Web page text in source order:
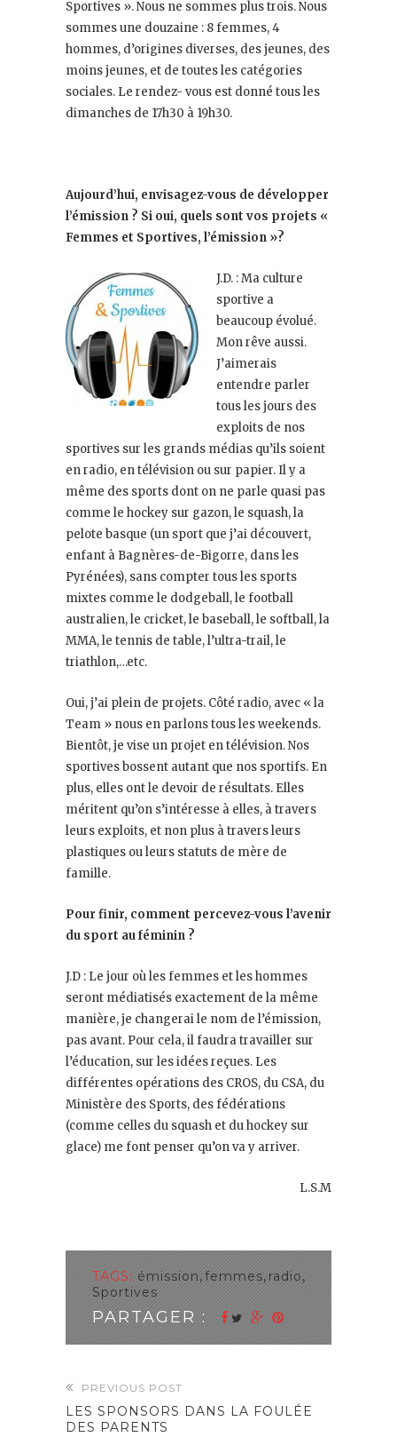
Sportives ». Nous ne sommes plus trois. Nous
sommes une douzaine : 8 femmes, 4
hommes, d’origines diverses, des jeunes, des
moins jeunes, et de toutes les catégories
sociales. Le rendez- vous est donné tous les
dimanches de 17h30 à 19h30.
Aujourd’hui, envisagez-vous de développer
l’émission ? Si oui, quels sont vos projets «
Femmes et Sportives, l’émission »?
J.D. : Ma culture
sportive a
beaucoup évolué.
Mon rêve aussi.
J’aimerais
entendre parler
tous les jours des
exploits de nos
sportives sur les grands médias qu’ils soient
en radio, en télévision ou sur papier. Il y a
même des sports dont on ne parle quasi pas
comme le hockey sur gazon, le squash, la
pelote basque (un sport que j’ai découvert,
enfant à Bagnères-de-Bigorre, dans les
Pyrénées), sans compter tous les sports
mixtes comme le dodgeball, le football
australien, le cricket, le baseball, le softball, la
MMA, le tennis de table, l’ultra-trail, le
triathlon,…etc.
Oui, j’ai plein de projets. Côté radio, avec « la
Team » nous en parlons tous les weekends.
Bientôt, je vise un projet en télévision. Nos
sportives bossent autant que nos sportifs. En
plus, elles ont le devoir de résultats. Elles
méritent qu’on s’intéresse à elles, à travers
leurs exploits, et non plus à travers leurs
plastiques ou leurs statuts de mère de
famille.
Pour finir, comment percevez-vous l’avenir
du sport au féminin ?
J.D : Le jour où les femmes et les hommes
seront médiatisés exactement de la même
manière, je changerai le nom de l’émission,
pas avant. Pour cela, il faudra travailler sur
l’éducation, sur les idées reçues. Les
différentes opérations des CROS, du CSA, du
Ministère des Sports, des fédérations
(comme celles du squash et du hockey sur
glace) me font penser qu’on va y arriver.
L.S.M
TAGS: émission,femmes,radio,
Sportives
PARTAGER :
PREVIOUS POST
LES SPONSORS DANS LA FOULÉE
DES PARENTS